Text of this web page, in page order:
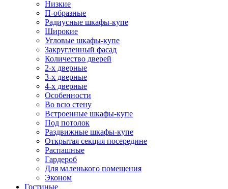
Низкие
П-образные
Радиусные шкафы-купе
Широкие
Угловые шкафы-купе
Закругленный фасад
Количество дверей
2-х дверные
3-х дверные
4-х дверные
Особенности
Во всю стену
Встроенные шкафы-купе
Под потолок
Раздвижные шкафы-купе
Открытая секция посередине
Распашные
Гардероб
Для маленького помещения
Эконом
Гостиные